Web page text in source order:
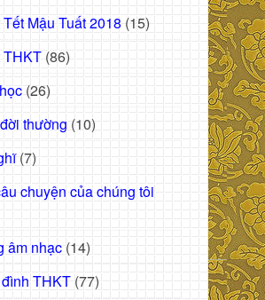
Mậu Tuất 2018 (15)
THKT (86)
(26)
thường (10)
(7)
chuyện của chúng tôi
âm nhạc (14)
THKT (77)